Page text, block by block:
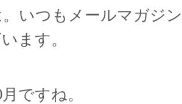
いつもメールマガジ
ます。
ですね。